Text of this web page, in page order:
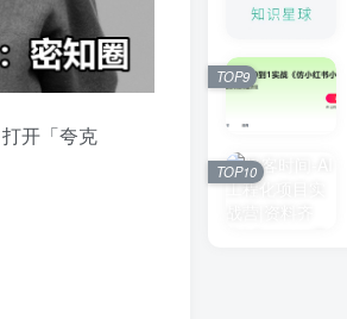
开「夸克
TOP9
TOP10